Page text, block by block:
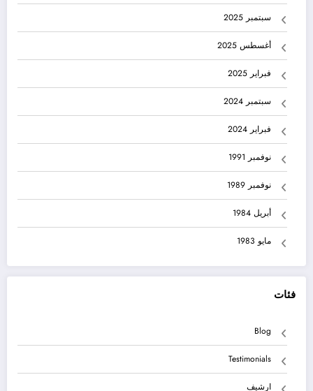
سبتمبر 2025
أغسطس 2025
فبراير 2025
سبتمبر 2024
فبراير 2024
نوفمبر 1991
نوفمبر 1989
أبريل 1984
مايو 1983
فئات
Blog
Testimonials
ارشيف